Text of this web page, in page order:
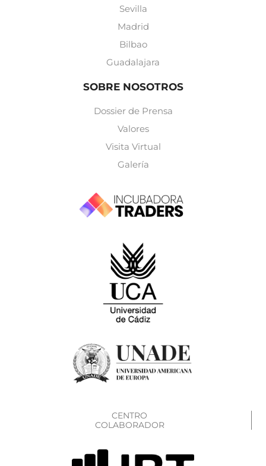
Sevilla
Madrid
Bilbao
Guadalajara
SOBRE NOSOTROS
Dossier de Prensa
Valores
Visita Virtual
Galería
CENTRO
COLABORADOR